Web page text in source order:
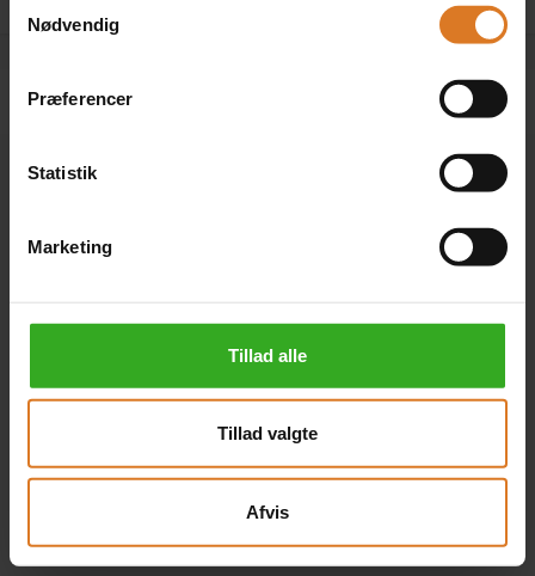
Nødvendig
Præferencer
Statistik
Marketing
Tillad alle
Tillad valgte
Afvis